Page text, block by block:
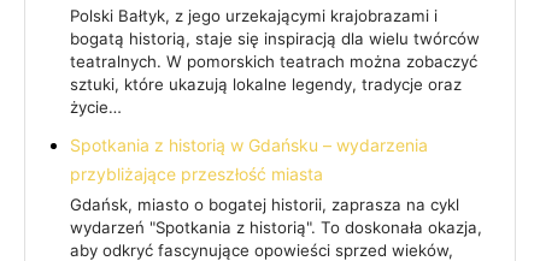
Polski Bałtyk, z jego urzekającymi krajobrazami i
bogatą historią, staje się inspiracją dla wielu twórców
teatralnych. W pomorskich teatrach można zobaczyć
sztuki, które ukazują lokalne legendy, tradycje oraz
życie…
Spotkania z historią w Gdańsku – wydarzenia
przybliżające przeszłość miasta
Gdańsk, miasto o bogatej historii, zaprasza na cykl
wydarzeń "Spotkania z historią". To doskonała okazja,
aby odkryć fascynujące opowieści sprzed wieków,